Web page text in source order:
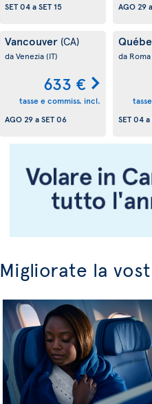
SET 04aSET 15
AGO 29a
Vancouver (CA)
da Venezia(IT)
633 €
tasse e commiss. incl.
AGO 29aSET 06
da Roma
SET 04a
Migliorate la